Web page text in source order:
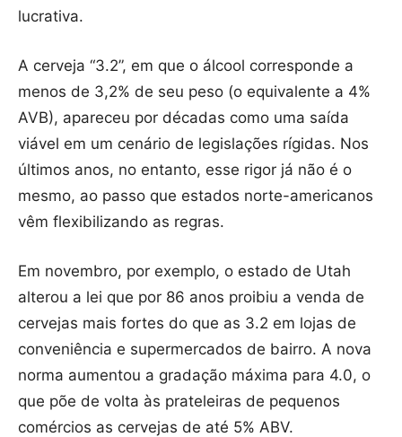
lucrativa.
A cerveja “3.2”, em que o álcool corresponde a
menos de 3,2% de seu peso (o equivalente a 4%
AVB), apareceu por décadas como uma saída
viável em um cenário de legislações rígidas. Nos
últimos anos, no entanto, esse rigor já não é o
mesmo, ao passo que estados norte-americanos
vêm flexibilizando as regras.
Em novembro, por exemplo, o estado de Utah
alterou a lei que por 86 anos proibiu a venda de
cervejas mais fortes do que as 3.2 em lojas de
conveniência e supermercados de bairro. A nova
norma aumentou a gradação máxima para 4.0, o
que põe de volta às prateleiras de pequenos
comércios as cervejas de até 5% ABV.